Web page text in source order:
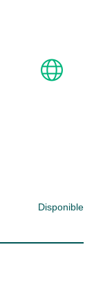
Disponible